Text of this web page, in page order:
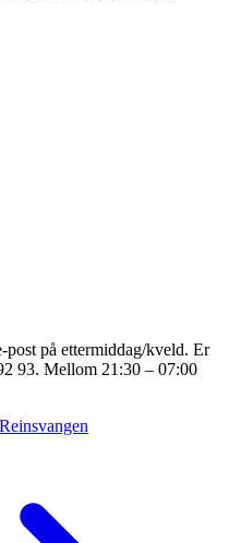
post på ettermiddag/kveld. Er
93. Mellom 21:30 – 07:00